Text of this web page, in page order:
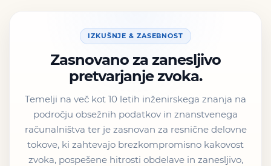
IZKUŠNJE & ZASEBNOST
Zasnovano za zanesljivo
pretvarjanje zvoka.
Temelji na več kot 10 letih inženirskega znanja na
področju obsežnih podatkov in znanstvenega
računalništva ter je zasnovan za resnične delovne
tokove, ki zahtevajo brezkompromisno kakovost
zvoka, pospešene hitrosti obdelave in zanesljivo,